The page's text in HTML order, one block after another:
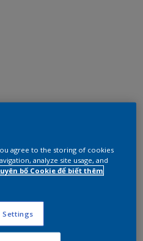
agree to the storing of cookies
analyze site usage, and
bố Cookie để biết thêm
Settings